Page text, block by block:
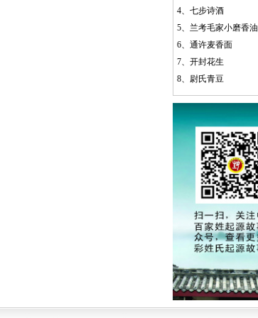
4、 七步诗酒
5、 兰考毛家小磨香油
6、 通许麦香面
7、 开封花生
8、 尉氏青豆